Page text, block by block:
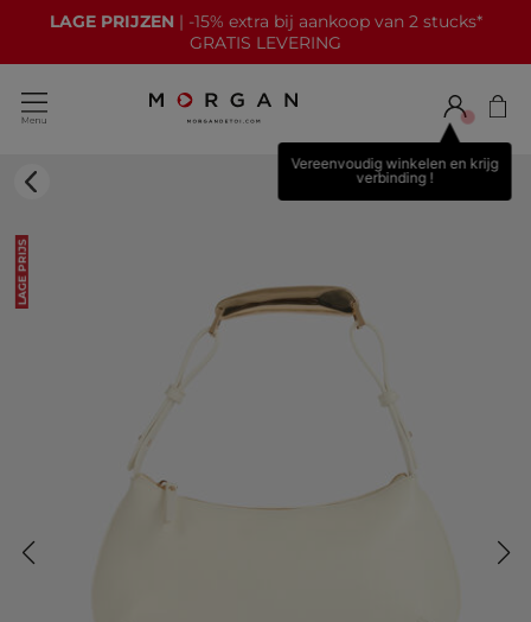
LAGE PRIJZEN | -15% extra bij aankoop van 2 stucks*
GRATIS LEVERING
Vereenvoudig winkelen en krijg
verbinding !
LAGE PRIJS